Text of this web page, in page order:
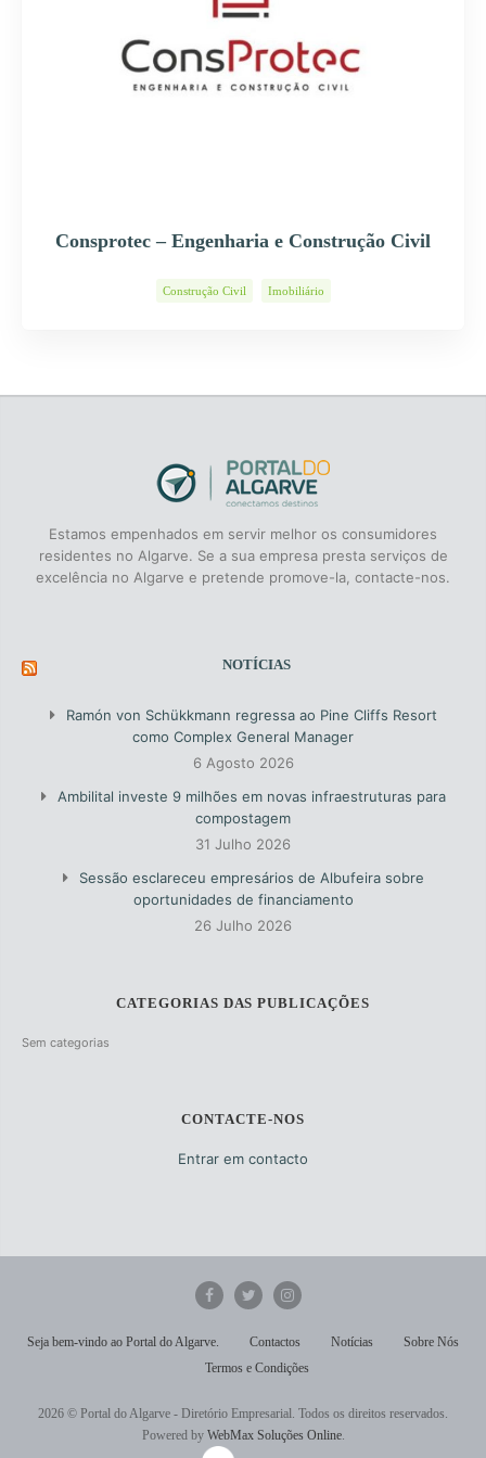
Consprotec – Engenharia e Construção Civil
Construção Civil Imobiliário
Estamos empenhados em servir melhor os consumidores
residentes no Algarve. Se a sua empresa presta serviços de
excelência no Algarve e pretende promove-la, contacte-nos.
NOTÍCIAS
Ramón von Schükkmann regressa ao Pine Cliffs Resort
como Complex General Manager
6 Agosto 2026
Ambilital investe 9 milhões em novas infraestruturas para
compostagem
31 Julho 2026
Sessão esclareceu empresários de Albufeira sobre
oportunidades de financiamento
26 Julho 2026
CATEGORIAS DAS PUBLICAÇÕES
Sem categorias
CONTACTE-NOS
Entrar em contacto
Seja bem-vindo ao Portal do Algarve. Contactos Notícias
Sobre Nós
Termos e Condições
2026 © Portal do Algarve - Diretório Empresarial. Todos os direitos reservados.
Powered by WebMax Soluções Online.